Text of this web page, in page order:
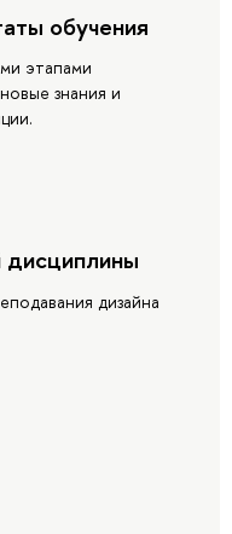
обучения
этапами
знания и
дизайна